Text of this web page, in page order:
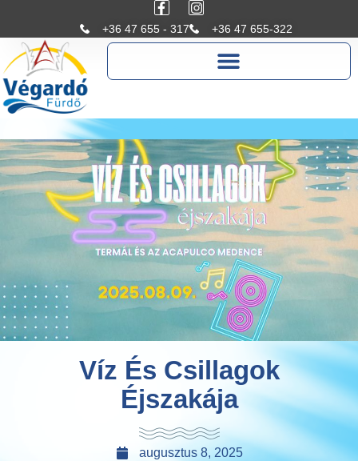
+36 47 655 - 317 +36 47 655-322
Víz És Csillagok
Éjszakája
augusztus 8, 2025